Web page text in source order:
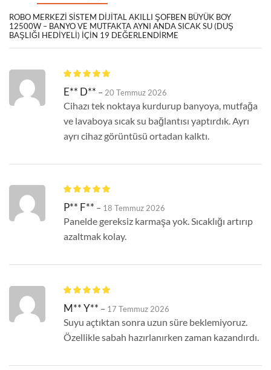
ROBO MERKEZI SISTEM DIJITAL AKILLI ŞOFBEN BÜYÜK BOY
12500W – BANYO VE MUTFAKTA AYNI ANDA SICAK SU (DUŞ
BAŞLIĞI HEDIYELI) IÇIN 19 DEĞERLENDIRME
E** D** – 20 Temmuz 2026
Cihazı tek noktaya kurdurup banyoya, mutfağa
ve lavaboya sıcak su bağlantısı yaptırdık. Ayrı
ayrı cihaz görüntüsü ortadan kalktı.
P** F** – 18 Temmuz 2026
Panelde gereksiz karmaşa yok. Sıcaklığı artırıp
azaltmak kolay.
M** Y** – 17 Temmuz 2026
Suyu açtıktan sonra uzun süre beklemiyoruz.
Özellikle sabah hazırlanırken zaman kazandırdı.